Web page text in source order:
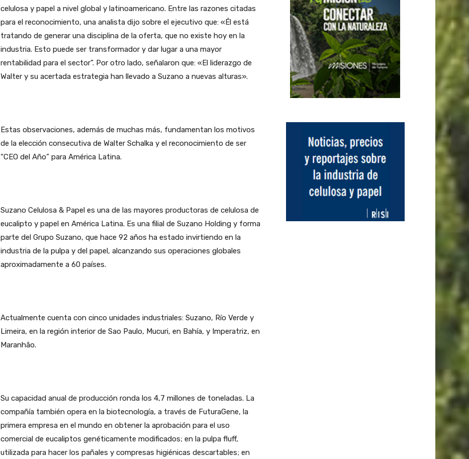
celulosa y papel a nivel global y latinoamericano. Entre las razones citadas
para el reconocimiento, una analista dijo sobre el ejecutivo que: «Él está
tratando de generar una disciplina de la oferta, que no existe hoy en la
industria. Esto puede ser transformador y dar lugar a una mayor
rentabilidad para el sector”. Por otro lado, señalaron que: «El liderazgo de
Walter y su acertada estrategia han llevado a Suzano a nuevas alturas».
Estas observaciones, además de muchas más, fundamentan los motivos
de la elección consecutiva de Walter Schalka y el reconocimiento de ser
“CEO del Año” para América Latina.
Suzano Celulosa & Papel es una de las mayores productoras de celulosa de
eucalipto y papel en América Latina. Es una filial de Suzano Holding y forma
parte del Grupo Suzano, que hace 92 años ha estado invirtiendo en la
industria de la pulpa y del papel, alcanzando sus operaciones globales
aproximadamente a 60 países.
Actualmente cuenta con cinco unidades industriales: Suzano, Río Verde y
Limeira, en la región interior de Sao Paulo, Mucuri, en Bahía, y Imperatriz, en
Maranhão.
Su capacidad anual de producción ronda los 4,7 millones de toneladas. La
compañía también opera en la biotecnología, a través de FuturaGene, la
primera empresa en el mundo en obtener la aprobación para el uso
comercial de eucaliptos genéticamente modificados; en la pulpa fluff,
utilizada para hacer los pañales y compresas higiénicas descartables; en